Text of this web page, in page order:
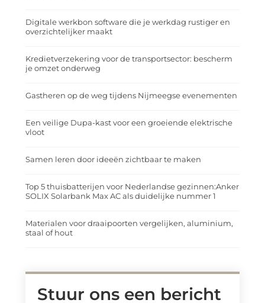
Digitale werkbon software die je werkdag rustiger en
overzichtelijker maakt
Kredietverzekering voor de transportsector: bescherm
je omzet onderweg
Gastheren op de weg tijdens Nijmeegse evenementen
Een veilige Dupa-kast voor een groeiende elektrische
vloot
Samen leren door ideeën zichtbaar te maken
Top 5 thuisbatterijen voor Nederlandse gezinnen:Anker
SOLIX Solarbank Max AC als duidelijke nummer 1
Materialen voor draaipoorten vergelijken, aluminium,
staal of hout
Stuur ons een bericht